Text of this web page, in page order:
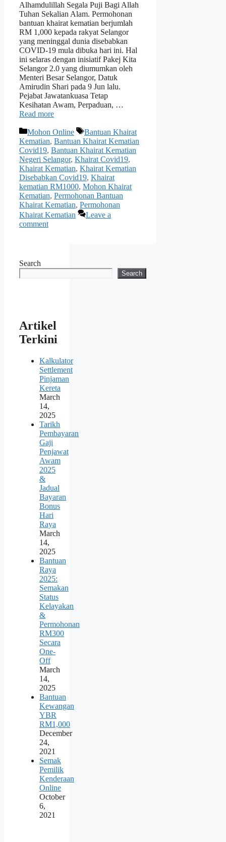
Alhamdulillah Segala Puji Bagi Allah
Tuhan Sekalian Alam. Permohonan
bantuan khairat kematian berjumlah
RM 1,000 kepada rakyat Selangor
yang meninggal dunia disebabkan
COVID-19 mula dibuka hari ini. Hal
ini selaras dengan inisiatif Pakej Kita
Selangor 2.0 yang diumumkan oleh
Menteri Besar Selangor, Datuk
Amirudin Shari pada 9 Jun lalu.
Pejabat Jawatankuasa Tetap
Kesihatan Awam, Perpaduan, …
Read more
Categories
Mohon Online Tags
Bantuan Khairat
Kematian, Bantuan Khairat Kematian
Covid19, Bantuan Khairat Kematian
Negeri Selangor, Khairat Covid19,
Khairat Kematian, Khairat Kematian
Disebabkan Covid19, Khairat
kematian RM1000, Mohon Khairat
Kematian, Permohonan Bantuan
Khairat Kematian, Permohonan
Khairat Kematian
Leave a
comment
Search
Search
Artikel
Terkini
Kalkulator
Settlement
Pinjaman
Kereta
March
14,
2025
Tarikh
Pembayaran
Gaji
Penjawat
Awam
2025
&
Jadual
Bayaran
Bonus
Hari
Raya
March
14,
2025
Bantuan
Raya
2025:
Semakan
Status
Kelayakan
&
Permohonan
RM300
Secara
One-
Off
March
14,
2025
Bantuan
Kewangan
YBR
RM1,000
December
24,
2021
Semak
Pemilik
Kenderaan
Online
October
6,
2021